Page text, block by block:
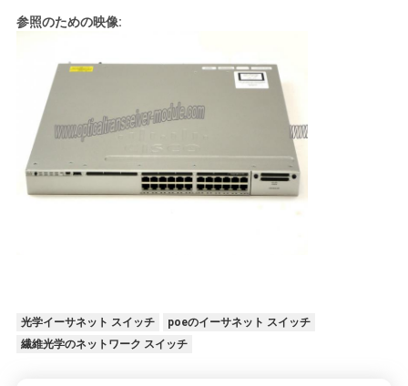
参照のための映像:
光学イーサネット スイッチ
poeのイーサネット スイッチ
繊維光学のネットワーク スイッチ